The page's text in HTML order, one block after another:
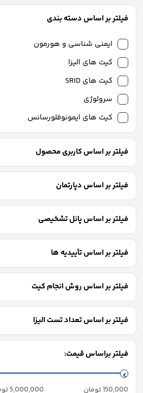
فیلتر بر اساس دسته بندی
ایمنی شناسی و هورمون
کیت های الیزا
کیت های SRID
سرولوژی
کیت های ایمونوفلورسانس
فیلتر بر اساس کاربری محصول
فیلتر بر اساس دپارتمان
فیلتر بر اساس پانل تشخیصی
فیلتر بر اساس تأییدیه ها
فیلتر بر اساس روش انجام کیت
فیلتر بر اساس تعداد تست الیزا
فیلتر براساس قیمت:
حداقل
حداكثر
150,000 تومان 5,000,000 تومان